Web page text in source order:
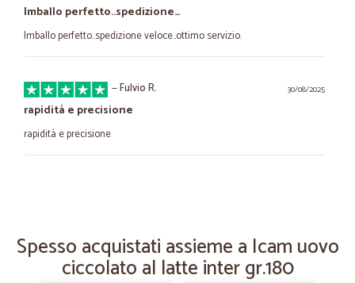
Imballo perfetto..spedizione…
Imballo perfetto..spedizione veloce..ottimo servizio.
30/08/2025
—Fulvio R.
rapidità e precisione
rapidità e precisione
buonissimi. Grazie continuate così.
Spesso acquistati assieme a Icam uovo
ciccolato al latte inter gr.180